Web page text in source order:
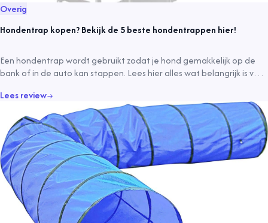
Overig
Hondentrap kopen? Bekijk de 5 beste hondentrappen hier!
Een hondentrap wordt gebruikt zodat je hond gemakkelijk op de
bank of in de auto kan stappen. Lees hier alles wat belangrijk is voor
Lees review